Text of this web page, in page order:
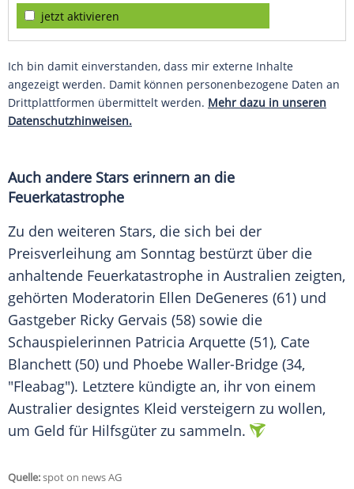
jetzt aktivieren
Ich bin damit einverstanden, dass mir externe Inhalte
angezeigt werden. Damit können personenbezogene Daten an
Drittplattformen übermittelt werden. Mehr dazu in unseren
Datenschutzhinweisen.
Auch andere Stars erinnern an die
Feuerkatastrophe
Zu den weiteren Stars, die sich bei der
Preisverleihung am Sonntag bestürzt über die
anhaltende Feuerkatastrophe in Australien zeigten,
gehörten Moderatorin Ellen DeGeneres (61) und
Gastgeber Ricky Gervais (58) sowie die
Schauspielerinnen Patricia Arquette (51), Cate
Blanchett (50) und Phoebe Waller-Bridge (34,
"Fleabag"). Letztere kündigte an, ihr von einem
Australier designtes Kleid versteigern zu wollen,
um Geld für Hilfsgüter zu sammeln.
Quelle:spot on news AG